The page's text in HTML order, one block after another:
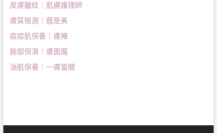
皮膚皺紋｜肌膚護理師
膚質檢測｜蔻是美
痘痘肌保養｜膚掩
臉部保濕｜膚面魔
油肌保養｜一膚當關